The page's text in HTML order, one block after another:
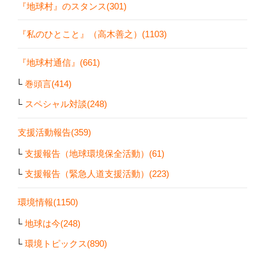
『地球村』のスタンス(301)
『私のひとこと』（高木善之）(1103)
『地球村通信』(661)
巻頭言(414)
スペシャル対談(248)
支援活動報告(359)
支援報告（地球環境保全活動）(61)
支援報告（緊急人道支援活動）(223)
環境情報(1150)
地球は今(248)
環境トピックス(890)